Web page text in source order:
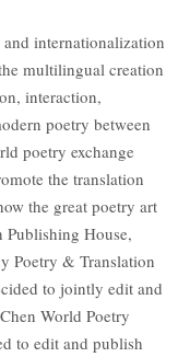
internationalization
multilingual creation
interaction,
poetry between
poetry exchange
the translation
the great poetry art
Publishing House,
Poetry & Translation
to jointly edit and
World Poetry
to edit and publish